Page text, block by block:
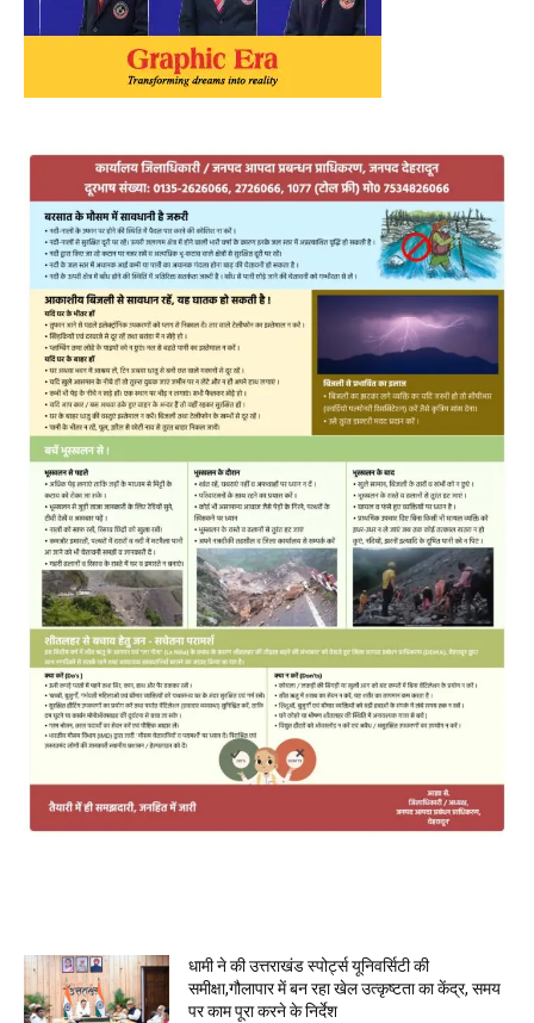
धामी ने की उत्तराखंड स्पोर्ट्स यूनिवर्सिटी की
समीक्षा,गौलापार में बन रहा खेल उत्कृष्टता का केंद्र, समय
पर काम पूरा करने के निर्देश